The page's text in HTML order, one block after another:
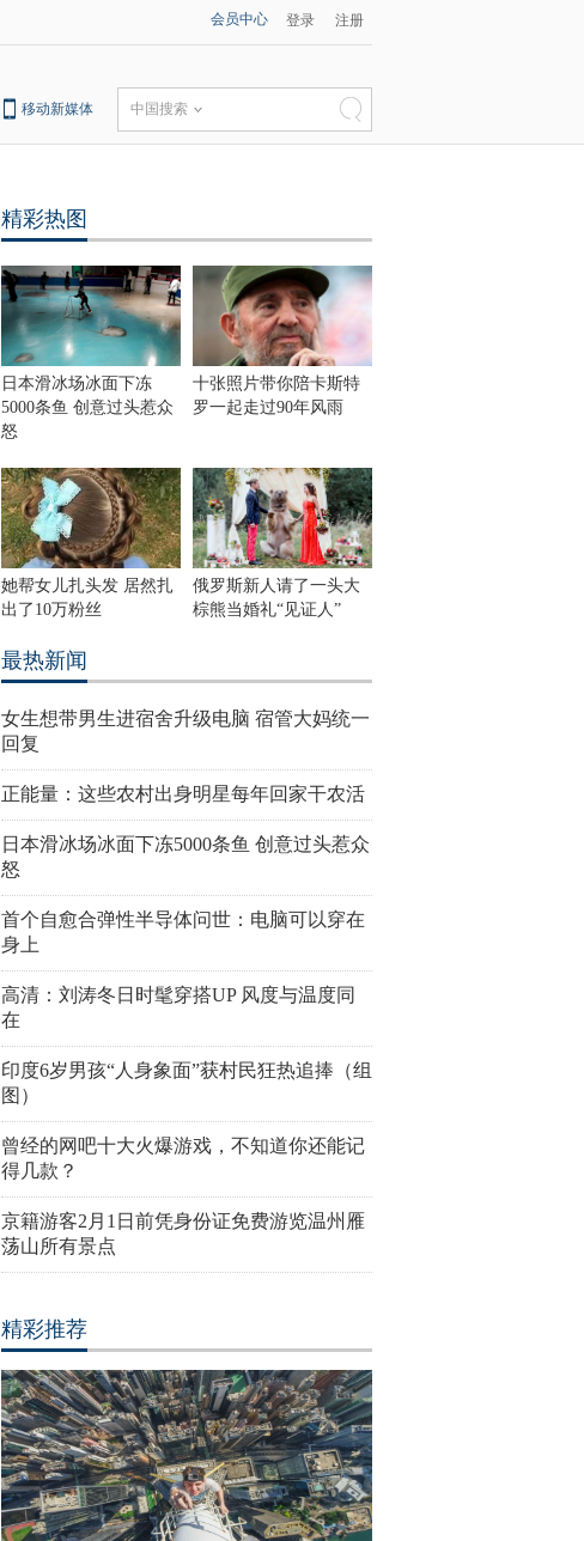
会员中心 登录 注册
移动新媒体 中国搜索
精彩热图
日本滑冰场冰面下冻
5000条鱼 创意过头惹众
怒
十张照片带你陪卡斯特
罗一起走过90年风雨
她帮女儿扎头发 居然扎
出了10万粉丝
俄罗斯新人请了一头大
棕熊当婚礼“见证人”
最热新闻
女生想带男生进宿舍升级电脑 宿管大妈统一
回复
正能量：这些农村出身明星每年回家干农活
日本滑冰场冰面下冻5000条鱼 创意过头惹众
怒
首个自愈合弹性半导体问世：电脑可以穿在
身上
高清：刘涛冬日时髦穿搭UP 风度与温度同
在
印度6岁男孩“人身象面”获村民狂热追捧（组
图）
曾经的网吧十大火爆游戏，不知道你还能记
得几款？
京籍游客2月1日前凭身份证免费游览温州雁
荡山所有景点
精彩推荐